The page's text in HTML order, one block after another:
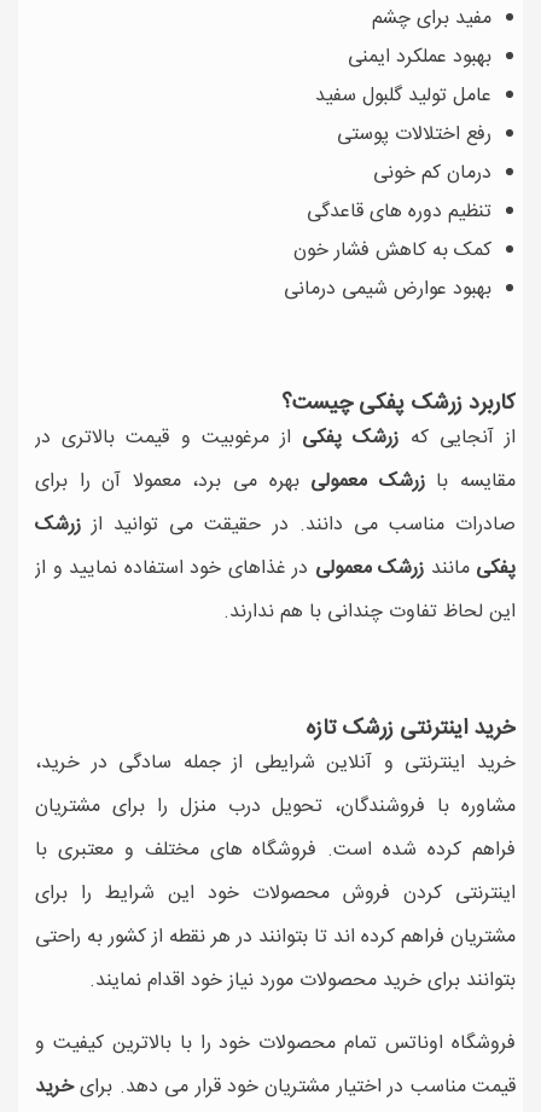
مفید برای چشم
بهبود عملکرد ایمنی
عامل تولید گلبول سفید
رفع اختلالات پوستی
درمان کم خونی
تنظیم دوره های قاعدگی
کمک به کاهش فشار خون
بهبود عوارض شیمی درمانی
کاربرد زرشک پفکی چیست؟
از آنجایی که زرشک پفکی از مرغوبیت و قیمت بالاتری در
مقایسه بازرشک معمولی بهره می برد، معمولا آن را برای
صادرات مناسب می دانند. در حقیقت می توانید از زرشک
پفکی مانند زرشک معمولی در غذاهای خود استفاده نمایید و از
این لحاظ تفاوت چندانی با هم ندارند.
خرید اینترنتی زرشک تازه
خرید اینترنتی و آنلاین شرایطی از جمله سادگی در خرید،
مشاوره با فروشندگان، تحویل درب منزل را برای مشتریان
فراهم کرده شده است. فروشگاه های مختلف و معتبری با
اینترنتی کردن فروش محصولات خود این شرایط را برای
مشتریان فراهم کرده اند تا بتوانند در هر نقطه از کشور به راحتی
بتوانند برای خرید محصولات مورد نیاز خود اقدام نمایند.
فروشگاه اوناتس تمام محصولات خود را با بالاترین کیفیت و
قیمت مناسب در اختیار مشتریان خود قرار می دهد. برایخرید